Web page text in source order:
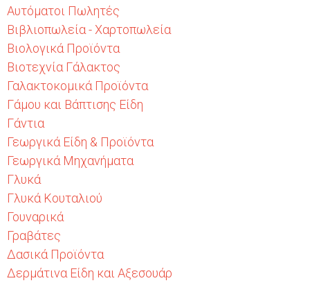
Αυτόματοι Πωλητές
Βιβλιοπωλεία - Χαρτοπωλεία
Βιολογικά Προϊόντα
Βιοτεχνία Γάλακτος
Γαλακτοκομικά Προϊόντα
Γάμου και Βάπτισης Είδη
Γάντια
Γεωργικά Είδη & Προϊόντα
Γεωργικά Μηχανήματα
Γλυκά
Γλυκά Κουταλιού
Γουναρικά
Γραβάτες
Δασικά Προϊόντα
Δερμάτινα Είδη και Αξεσουάρ